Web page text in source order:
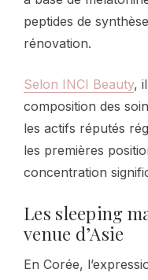
peptides de
rénovation.
Selon INCI Beauty,
composition des
les actifs réputés
les premières
concentration
Les sleeping
venue d’Asie
En Corée,